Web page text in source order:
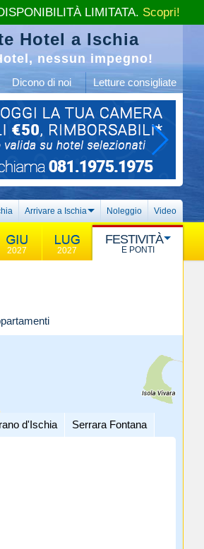
Hotel a Ischia
nessun impegno!
Dicono di noi Letture consigliate
Arrivare a Ischia Noleggio Video
2027 2027
FESTIVITÀ
E PONTI
d'Ischia Serrara Fontana
LIMITATA. Scopri!